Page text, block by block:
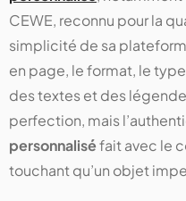
CEWE, reconnu pour la
simplicité de sa
en page, le format, le
des textes et des
perfection, mais
personnaliséfait avec le
touchant qu’un objet